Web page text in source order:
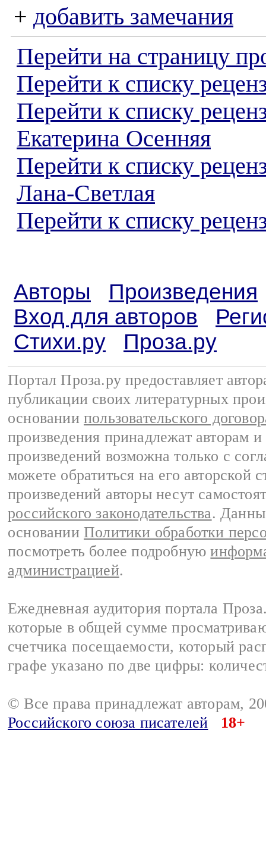
+ добавить замечания
Перейти на страницу
Перейти к списку
Перейти к списку
Екатерина Осенняя
Перейти к списку
Лана-Светлая
Перейти к списку
Авторы
Произведения
Вход для авторов
Стихи.ру
Проза.ру
Портал Проза.ру предоставляет
публикации своих литературных
основании пользовательского
произведения принадлежат авторам
произведений возможна только с
можете обратиться на его авторской
произведений авторы несут
российского законодательства.
основании Политики обработки
посмотреть более подробную
администрацией.
Ежедневная аудитория портала
которые в общей сумме
счетчика посещаемости, который
графе указано по две цифры:
© Все права принадлежат авторам,
Российского союза писателей
18+